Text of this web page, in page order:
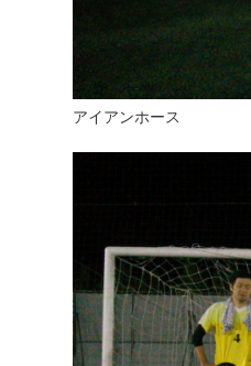
アイアンホース